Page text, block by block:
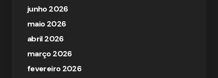
junho 2026
maio 2026
abril 2026
março 2026
fevereiro 2026